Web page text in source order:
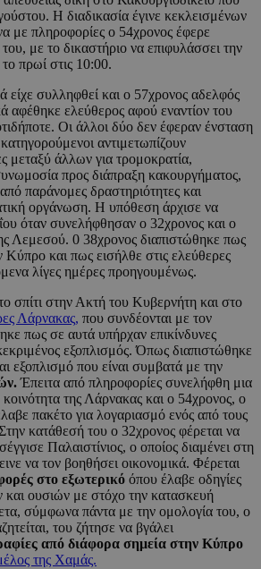
Η διαδικασία έγινε κεκλεισμένων
με πληροφορίες ο 54χρονος έφερε
με το δικαστήριο να επιφυλάσσει την
πρωί στις 10:00.
είχε συλληφθεί και ο 57χρονος αδελφός
αφέθηκε ελεύθερος αφού εναντίον του
Οι άλλοι δύο δεν έφεραν ένσταση
αντιμετωπίζουν
μεταξύ άλλων για τρομοκρατία,
προς διάπραξη κακουργήματος,
παράνομες δραστηριότητες και
οργάνωση. Η υπόθεση άρχισε να
όταν συνελήφθησαν ο 32χρονος και ο
Λεμεσού. 0 38χρονος διαπιστώθηκε πως
και πως εισήλθε στις ελεύθερες
λίγες ημέρες προηγουμένως.
σπίτι στην Ακτή του Κυβερνήτη και στο
Λάρνακας, που συνδέονται με τον
πως σε αυτά υπήρχαν επικίνδυνες
εξοπλισμός. Όπως διαπιστώθηκε
εξοπλισμό που είναι συμβατά με την
Έπειτα από πληροφορίες συνελήφθη μια
της Λάρνακας και ο 54χρονος, ο
πακέτο για λογαριασμό ενός από τους
κατάθεσή του ο 32χρονος φέρεται να
Παλαιστίνιος, ο οποίος διαμένει στη
να τον βοηθήσει οικονομικά. Φέρεται
στο εξωτερικό όπου έλαβε οδηγίες
και ουσιών με στόχο την κατασκευή
σύμφωνα πάντα με την ομολογία του, ο
του ζήτησε να βγάλει
από διάφορα σημεία στην Κύπρο
της Χαμάς.